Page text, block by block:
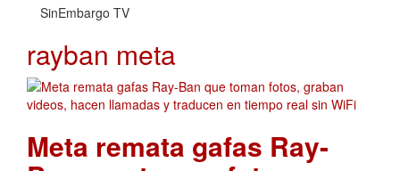
SinEmbargo TV
rayban meta
Meta remata gafas Ray-